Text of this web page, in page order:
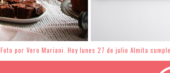
Foto por Vero Mariani. Hoy lunes 27 de julio Almita